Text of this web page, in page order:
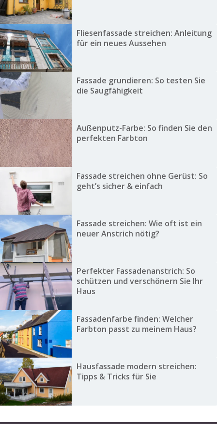
Fliesenfassade streichen: Anleitung
für ein neues Aussehen
Fassade grundieren: So testen Sie
die Saugfähigkeit
Außenputz-Farbe: So finden Sie den
perfekten Farbton
Fassade streichen ohne Gerüst: So
geht’s sicher & einfach
Fassade streichen: Wie oft ist ein
neuer Anstrich nötig?
Perfekter Fassadenanstrich: So
schützen und verschönern Sie Ihr
Haus
Fassadenfarbe finden: Welcher
Farbton passt zu meinem Haus?
Hausfassade modern streichen:
Tipps & Tricks für Sie